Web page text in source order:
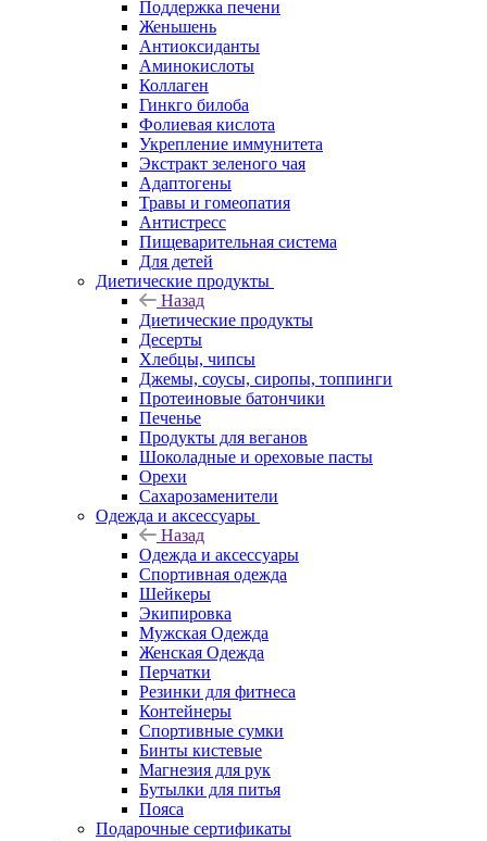
Поддержка печени
Женьшень
Антиоксиданты
Аминокислоты
Коллаген
Гинкго билоба
Фолиевая кислота
Укрепление иммунитета
Экстракт зеленого чая
Адаптогены
Травы и гомеопатия
Антистресс
Пищеварительная система
Для детей
Диетические продукты
Назад
Диетические продукты
Десерты
Хлебцы, чипсы
Джемы, соусы, сиропы, топпинги
Протеиновые батончики
Печенье
Продукты для веганов
Шоколадные и ореховые пасты
Орехи
Сахарозаменители
Одежда и аксессуары
Назад
Одежда и аксессуары
Спортивная одежда
Шейкеры
Экипировка
Мужская Одежда
Женская Одежда
Перчатки
Резинки для фитнеса
Контейнеры
Спортивные сумки
Бинты кистевые
Магнезия для рук
Бутылки для питья
Пояса
Подарочные сертификаты